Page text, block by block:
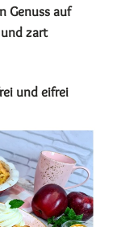
Genuss auf
zart
und eifrei